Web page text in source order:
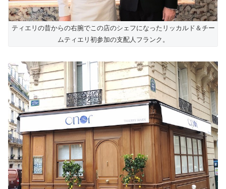
ティエリの昔からの右腕でこの店のシェフになったリッカルド＆チー
ムティエリ初参加の支配人フランク。